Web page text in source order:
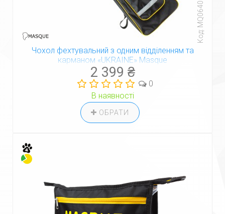
Код: MQ0640
Чохол фехтувальний з одним відділенням та
карманом «UKRAINE» Masque
2 399 ₴
0
В наявності
ОБРАТИ